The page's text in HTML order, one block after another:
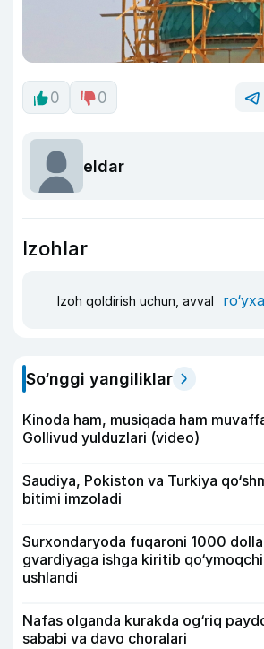
0 0
eldar
Izohlar
Izoh qoldirish uchun, avval
So‘nggi yangiliklar
Kinoda ham, musiqada ham
Gollivud yulduzlari (video)
Saudiya, Pokiston va Turkiya
bitimi imzoladi
Surxondaryoda fuqaroni 1000
gvardiyaga ishga kiritib qo‘ymoqchi
ushlandi
Nafas olganda kurakda og‘riq
sababi va davo choralari